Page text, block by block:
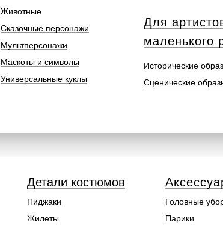
Животные
Сказочные персонажи
Мультперсонажи
Маскоты и символы
Универсальные куклы
Исторические
Сценические
Для
маленького
Пиджаки
Жилеты
Детали костюмов
Головные
Парики